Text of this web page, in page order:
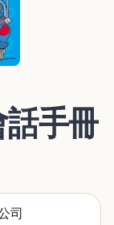
話手冊
司